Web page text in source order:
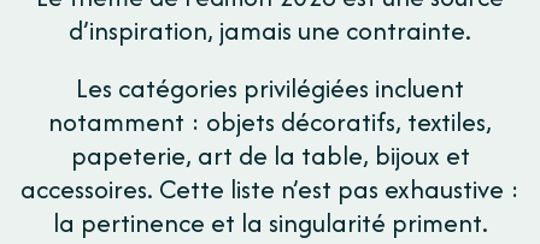
d’inspiration, jamais une contrainte.
Les catégories privilégiées incluent
notamment : objets décoratifs, textiles,
papeterie, art de la table, bijoux et
accessoires. Cette liste n’est pas exhaustive :
la pertinence et la singularité priment.